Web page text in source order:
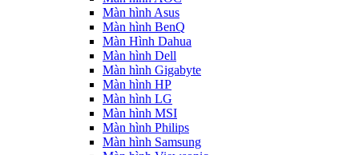
Màn hình Asus
Màn hình BenQ
Màn Hình Dahua
Màn hình Dell
Màn hình Gigabyte
Màn hình HP
Màn hình LG
Màn hình MSI
Màn hình Philips
Màn hình Samsung